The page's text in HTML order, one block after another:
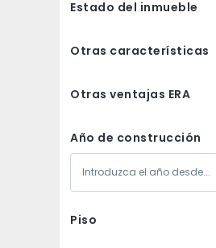
Estado del inmueble
Otras características
Otras ventajas ERA
Año de construcción
Piso